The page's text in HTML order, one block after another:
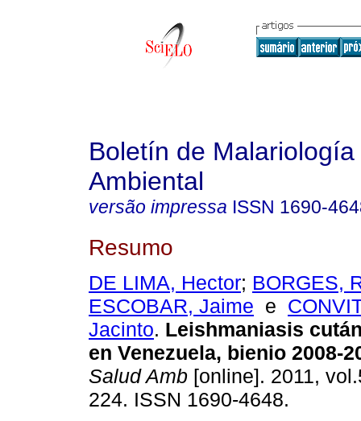
Boletín de
Ambiental
versão impressa ISSN 1690-
Resumo
DE LIMA, Hector; BORGES,
ESCOBAR, Jaime e
Jacinto. Leishmaniasis
en Venezuela, bienio 2008-
Salud Amb [online]. 2011,
224. ISSN 1690-4648.